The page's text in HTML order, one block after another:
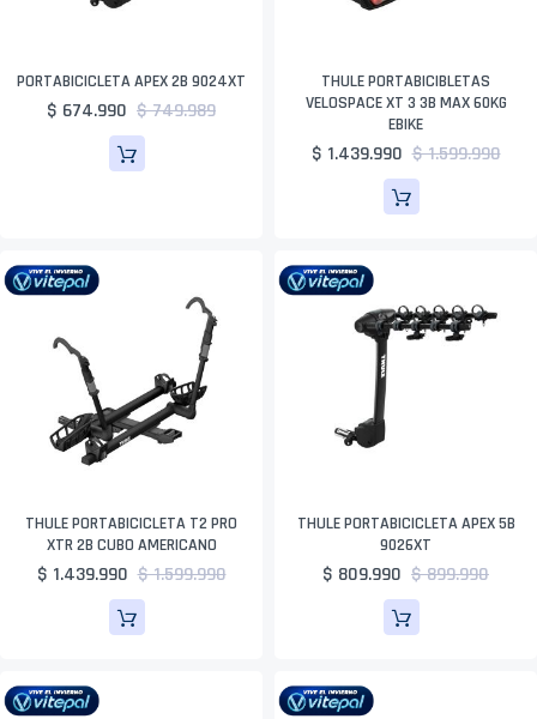
PORTABICICLETA APEX 2B 9024XT
$ 674.990 $ 749.989
THULE PORTABICIBLETAS
VELOSPACE XT 3 3B MAX 60KG
EBIKE
$ 1.439.990 $ 1.599.990
THULE PORTABICICLETA T2 PRO
XTR 2B CUBO AMERICANO
$ 1.439.990 $ 1.599.990
THULE PORTABICICLETA APEX 5B
9026XT
$ 809.990 $ 899.990